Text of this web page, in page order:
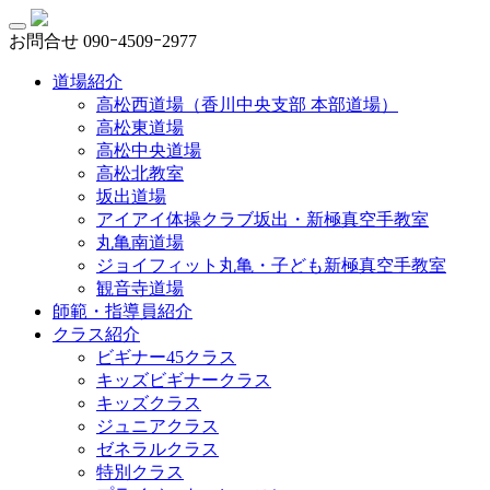
お問合せ 090ｰ4509ｰ2977
道場紹介
高松西道場（香川中央支部 本部道場）
高松東道場
高松中央道場
高松北教室
坂出道場
アイアイ体操クラブ坂出・新極真空手教室
丸亀南道場
ジョイフィット丸亀・子ども新極真空手教室
観音寺道場
師範・指導員紹介
クラス紹介
ビギナー45クラス
キッズビギナークラス
キッズクラス
ジュニアクラス
ゼネラルクラス
特別クラス